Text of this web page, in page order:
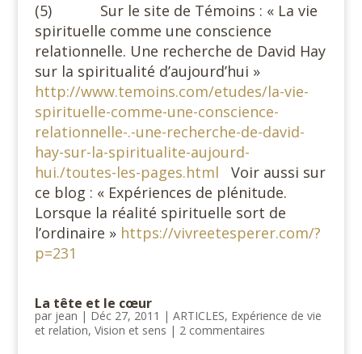
(5) Sur le site de Témoins : « La vie
spirituelle comme une conscience
relationnelle. Une recherche de David Hay
sur la spiritualité d’aujourd’hui »
http://www.temoins.com/etudes/la-vie-
spirituelle-comme-une-conscience-
relationnelle-.-une-recherche-de-david-
hay-sur-la-spiritualite-aujourd-
hui./toutes-les-pages.html Voir aussi sur
ce blog : « Expériences de plénitude.
Lorsque la réalité spirituelle sort de
l’ordinaire » https://vivreetesperer.com/?
p=231
La tête et le cœur
par jean | Déc 27, 2011 | ARTICLES, Expérience de vie
et relation, Vision et sens | 2 commentaires